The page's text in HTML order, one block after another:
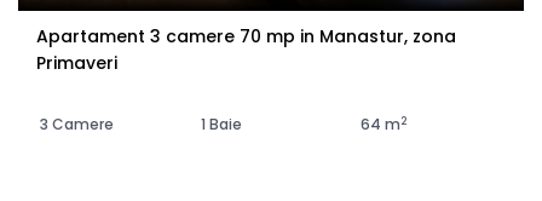
Apartament 3 camere 70 mp in Manastur, zona
Primaveri
3 Camere 1 Baie 64 m2